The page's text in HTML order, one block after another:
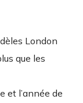
London
que les
et l’année de